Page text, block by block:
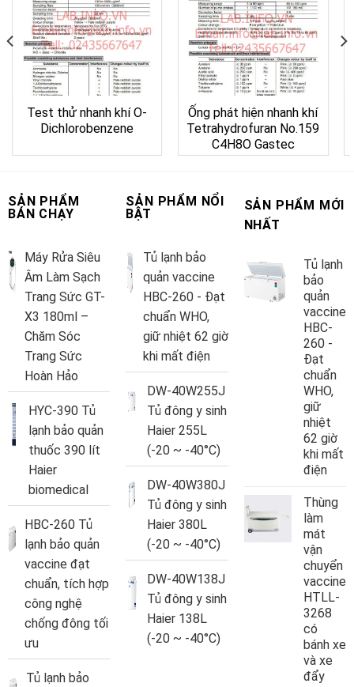
Test thử nhanh khí O-
Dichlorobenzene
Ống phát hiện nhanh khí
Tetrahydrofuran No.159
C4H8O Gastec
SẢN PHẨM
BÁN CHẠY
Máy Rửa Siêu
Âm Làm Sạch
Trang Sức GT-
X3 180ml –
Chăm Sóc
Trang Sức
Hoàn Hảo
HYC-390 Tủ
lạnh bảo quản
thuốc 390 lít
Haier
biomedical
HBC-260 Tủ
lạnh bảo quản
vaccine đạt
chuẩn, tích hợp
công nghệ
chống đông tối
ưu
Tủ lạnh bảo
SẢN PHẨM NỔI
BẬT
Tủ lạnh bảo
quản vaccine
HBC-260 - Đạt
chuẩn WHO,
giữ nhiệt 62 giờ
khi mất điện
DW-40W255J
Tủ đông y sinh
Haier 255L
(-20 ~ -40°C)
DW-40W380J
Tủ đông y sinh
Haier 380L
(-20 ~ -40°C)
DW-40W138J
Tủ đông y sinh
Haier 138L
(-20 ~ -40°C)
SẢN PHẨM MỚI
NHẤT
Tủ lạnh
bảo
quản
vaccine
HBC-
260 -
Đạt
chuẩn
WHO,
giữ
nhiệt
62 giờ
khi mất
điện
Thùng
làm
mát
vận
chuyển
vaccine
HTLL-
3268
có
bánh xe
và xe
đẩy